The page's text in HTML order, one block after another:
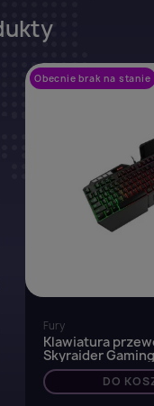
Obecnie brak na stanie
Fury
Klawiatura
Skyraider Gaming
podświetlana
DO